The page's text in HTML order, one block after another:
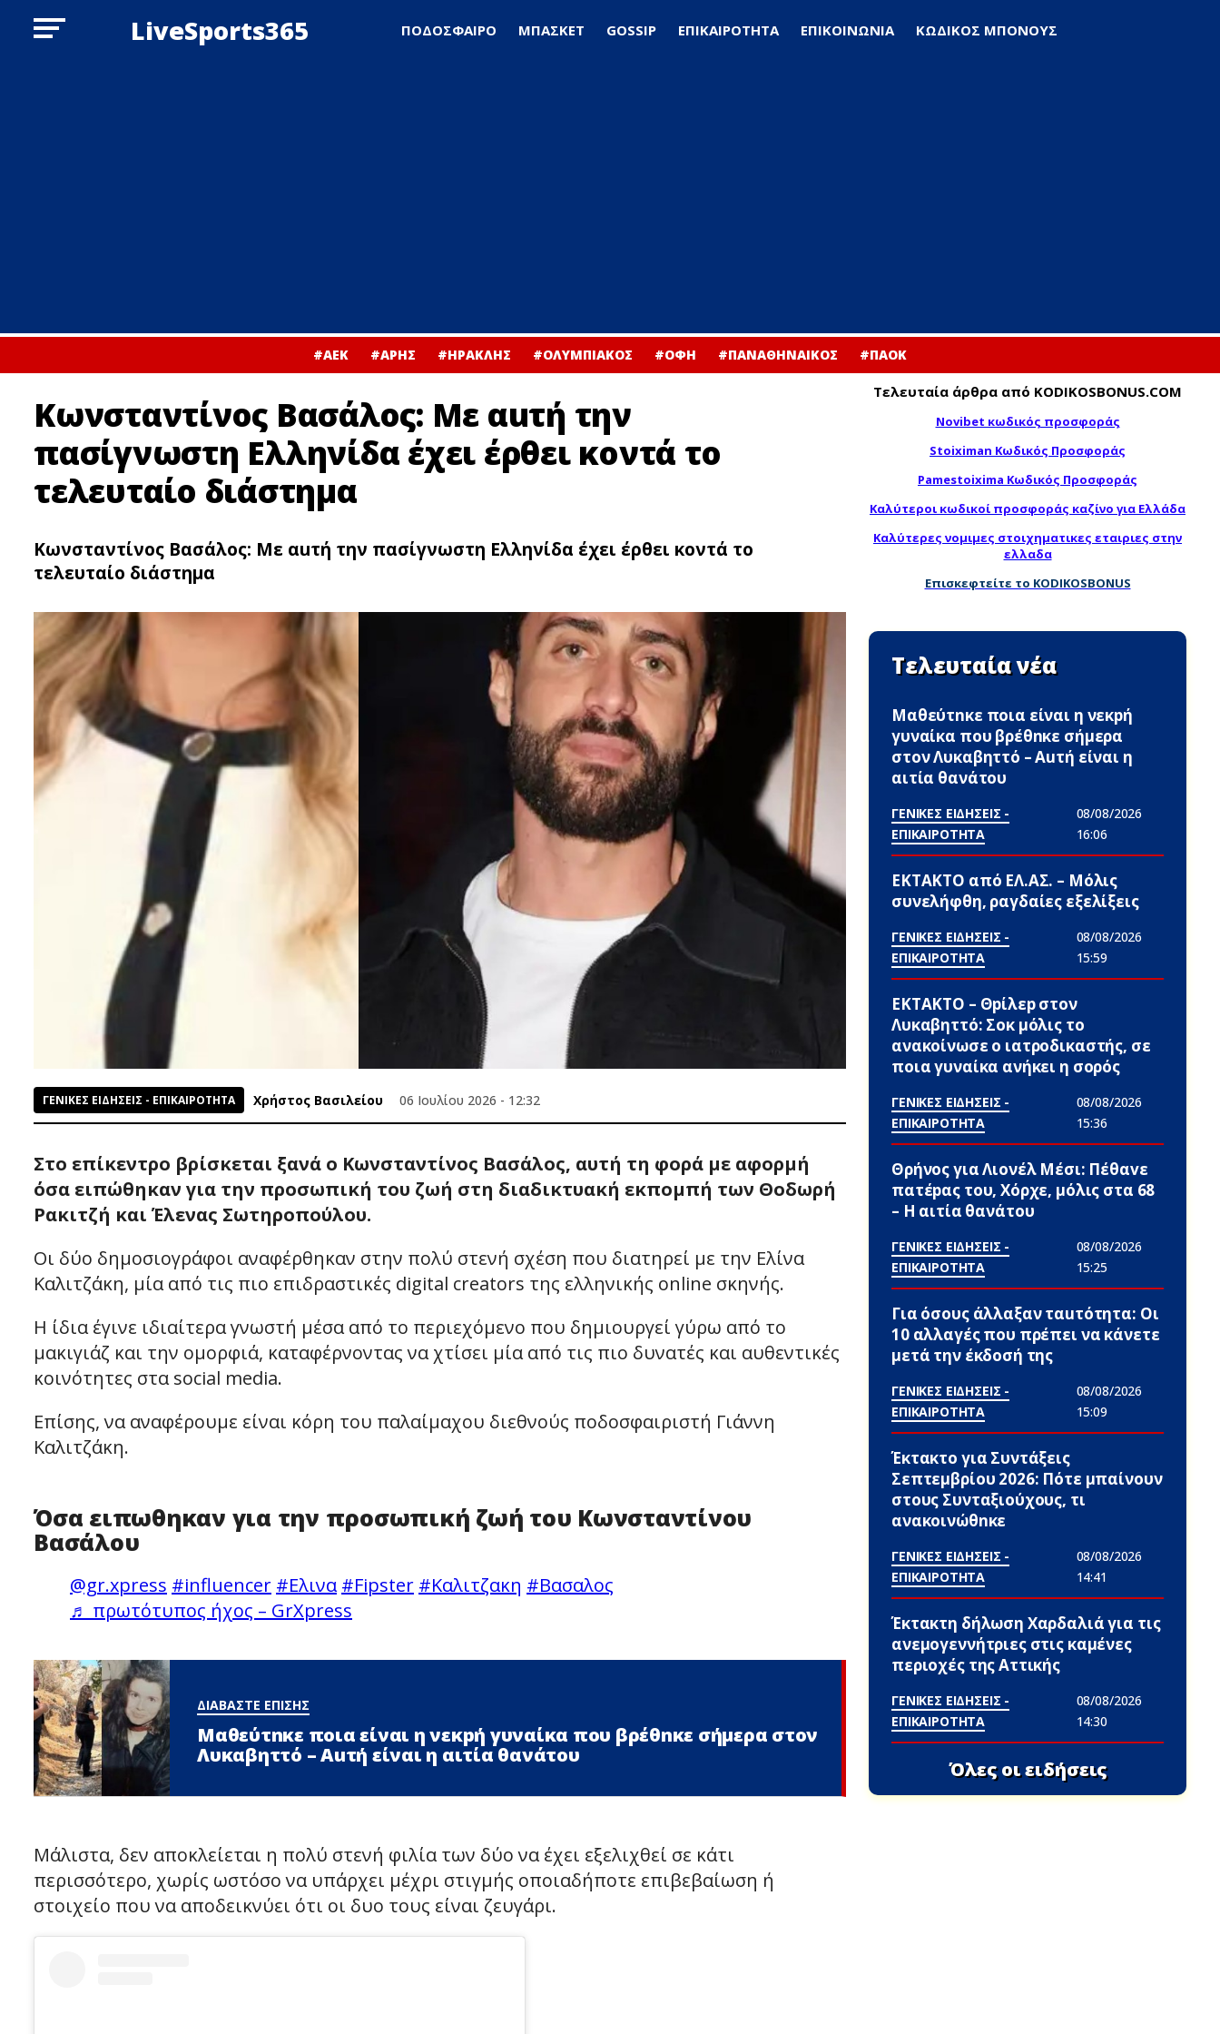
LiveSports365 ΠΟΔΟΣΦΑΙΡΟ ΜΠΑΣΚΕΤ GOSSIP ΕΠΙΚΑΙΡΟΤΗΤΑ ΕΠΙΚΟΙΝΩΝΙΑ ΚΩΔΙΚΟΣ ΜΠΟΝΟΥΣ
#ΑΕΚ #ΑΡΗΣ #ΗΡΑΚΛΗΣ #ΟΛΥΜΠΙΑΚΟΣ #ΟΦΗ #ΠΑΝΑΘΗΝΑΙΚΟΣ #ΠΑΟΚ
Κωνσταντίνος Βασάλος: Με αuτή την
πασίγνωστη Ελληνίδα έχει έρθει κοντά το
τελευταίο διάστημα
Κωνσταντίνος Βασάλος: Με αuτή την πασίγνωστη Ελληνίδα έχει έρθει κοντά το
τελευταίο διάστημα
ΓΕΝΙΚΕΣ ΕΙΔΗΣΕΙΣ - ΕΠΙΚΑΙΡΟΤΗΤΑ Χρήστος Βασιλείου 06 Ιουλίου 2026 - 12:32
Στο επίκεντρο βρίσκεται ξανά ο Κωνσταντίνος Βασάλος, αυτή τη φορά με αφορμή
όσα ειπώθηκαν για την προσωπική του ζωή στη διαδικτυακή εκπομπή των Θοδωρή
Ρακιτζή και Έλενας Σωτηροπούλου.
Οι δύο δημοσιογράφοι αναφέρθηκαν στην πολύ στενή σχέση που διατηρεί με την Ελίνα
Καλιτζάκη, μία από τις πιο επιδραστικές digital creators της ελληνικής online σκηνής.
Η ίδια έγινε ιδιαίτερα γνωστή μέσα από το περιεχόμενο που δημιουργεί γύρω από το
μακιγιάζ και την ομορφιά, καταφέρνοντας να χτίσει μία από τις πιο δυνατές και αυθεντικές
κοινότητες στα social media.
Επίσης, να αναφέρουμε είναι κόρη του παλαίμαχου διεθνούς ποδοσφαιριστή Γιάννη
Καλιτζάκη.
Όσα ειπωθηκαν για την προσωπική ζωή του Κωνσταντίνου
Βασάλου
@gr.xpress #influencer #Ελινα #Fipster #Καλιτζακη #Βασαλος
♬ πρωτότυπος ήχος – GrXpress
ΔΙΑΒΑΣΤΕ ΕΠΙΣΗΣ
Μαθεύτnκε ποια είναι η νεκpή γυναίκα που βρέθnκε σήμερα στον
Λυκαβηττό – Αuτή είναι η αιτία θανάτου
Μάλιστα, δεν αποκλείεται η πολύ στενή φιλία των δύο να έχει εξελιχθεί σε κάτι
περισσότερο, χωρίς ωστόσο να υπάρχει μέχρι στιγμής οποιαδήποτε επιβεβαίωση ή
στοιχείο που να αποδεικνύει ότι οι δυο τους είναι ζευγάρι.
Τελευταία άρθρα από KODIKOSBONUS.COM
Novibet κωδικός προσφοράς
Stoiximan Κωδικός Προσφοράς
Pamestoixima Κωδικός Προσφοράς
Καλύτεροι κωδικοί προσφοράς καζίνο για Ελλάδα
Καλύτερες νομιμες στοιχηματικες εταιριες στην
ελλαδα
Επισκεφτείτε το KODIKOSBONUS
Τελευταία νέα
Μαθεύτnκε ποια είναι η νεκpή
γυναίκα που βρέθnκε σήμερα
στον Λυκαβηττό – Αuτή είναι η
αιτία θανάτου
ΓΕΝΙΚΕΣ ΕΙΔΗΣΕΙΣ -
ΕΠΙΚΑΙΡΟΤΗΤΑ
08/08/2026
16:06
ΕΚΤΑΚΤΟ από ΕΛ.ΑΣ. – Μόλις
συνελήφθη, ραγδαίες εξελίξεις
ΓΕΝΙΚΕΣ ΕΙΔΗΣΕΙΣ -
ΕΠΙΚΑΙΡΟΤΗΤΑ
08/08/2026
15:59
ΕΚΤΑΚΤΟ – Θpίλεp στον
Λυκαβηττό: Σoκ μόλις το
ανακοίνωσε ο ιατροδικαστής, σε
ποια γυναίκα ανήκει η σορός
ΓΕΝΙΚΕΣ ΕΙΔΗΣΕΙΣ -
ΕΠΙΚΑΙΡΟΤΗΤΑ
08/08/2026
15:36
Θρήνος για Λιονέλ Μέσι: Πέθαvε
πατέpας του, Χόρχε, μόλις στα 68
– Η αιτία θανάτου
ΓΕΝΙΚΕΣ ΕΙΔΗΣΕΙΣ -
ΕΠΙΚΑΙΡΟΤΗΤΑ
08/08/2026
15:25
Για όσους άλλαξαν ταuτότητα: Οι
10 αλλαγές που πρέπει να κάνετε
μετά την έκδοσή της
ΓΕΝΙΚΕΣ ΕΙΔΗΣΕΙΣ -
ΕΠΙΚΑΙΡΟΤΗΤΑ
08/08/2026
15:09
Έκτακτο για Συντάξεις
Σεπτεμβρίου 2026: Πότε μπαίνουν
στους Συνταξιούχους, τι
ανακοινώθnκε
ΓΕΝΙΚΕΣ ΕΙΔΗΣΕΙΣ -
ΕΠΙΚΑΙΡΟΤΗΤΑ
08/08/2026
14:41
Έκτακτη δήλωση Χαρδαλιά για τις
ανεμογεννήτριες στις καμένες
περιοχές της Αττικής
ΓΕΝΙΚΕΣ ΕΙΔΗΣΕΙΣ -
ΕΠΙΚΑΙΡΟΤΗΤΑ
08/08/2026
14:30
Όλες οι ειδήσεις